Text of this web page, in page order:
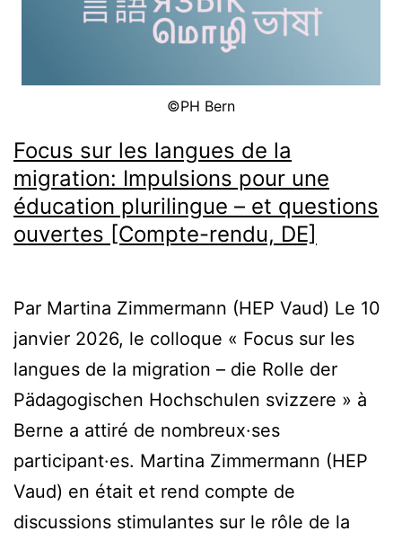
du
Entretien
Winzeler
[Interview,
DE]
©PH Bern
Focus sur les langues de la
migration: Impulsions pour une
éducation plurilingue – et questions
ouvertes [Compte-rendu, DE]
Par Martina Zimmermann (HEP Vaud) Le 10
janvier 2026, le colloque « Focus sur les
langues de la migration – die Rolle der
Pädagogischen Hochschulen svizzere » à
Berne a attiré de nombreux·ses
participant·es. Martina Zimmermann (HEP
Vaud) en était et rend compte de
discussions stimulantes sur le rôle de la